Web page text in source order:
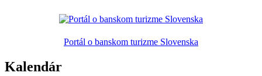
Portál o banskom turizme Slovenska
Kalendár